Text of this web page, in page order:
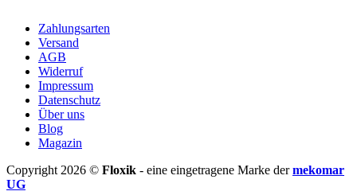
Zahlungsarten
Versand
AGB
Widerruf
Impressum
Datenschutz
Über uns
Blog
Magazin
Copyright 2026 © Floxik - eine eingetragene Marke dermekomar
UG